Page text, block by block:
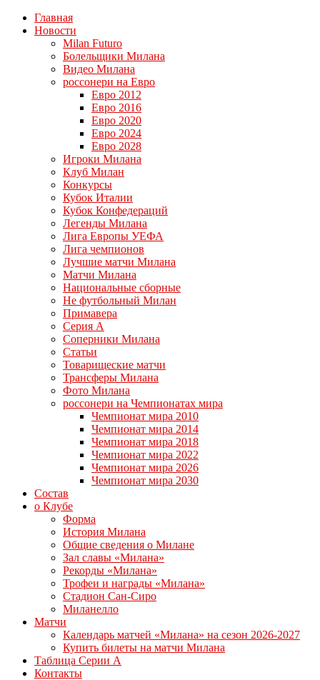
Главная
Новости
Milan Futuro
Болельщики Милана
Видео Милана
россонери на Евро
Евро 2012
Евро 2016
Евро 2020
Евро 2024
Евро 2028
Игроки Милана
Клуб Милан
Конкурсы
Кубок Италии
Кубок Конфедераций
Легенды Милана
Лига Европы УЕФА
Лига чемпионов
Лучшие матчи Милана
Матчи Милана
Национальные сборные
Не футбольный Милан
Примавера
Серия А
Соперники Милана
Статьи
Товарищеские матчи
Трансферы Милана
Фото Милана
россонери на Чемпионатах мира
Чемпионат мира 2010
Чемпионат мира 2014
Чемпионат мира 2018
Чемпионат мира 2022
Чемпионат мира 2026
Чемпионат мира 2030
Состав
о Клубе
Форма
История Милана
Общие сведения о Милане
Зал славы «Милана»
Рекорды «Милана»
Трофеи и награды «Милана»
Стадион Сан-Сиро
Миланелло
Матчи
Календарь матчей «Милана» на сезон 2026-2027
Купить билеты на матчи Милана
Таблица Серии А
Контакты